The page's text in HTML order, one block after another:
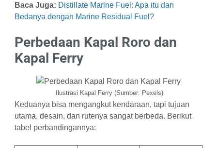
Baca Juga: Distillate Marine Fuel: Apa itu dan
Bedanya dengan Marine Residual Fuel?
Perbedaan Kapal Roro dan
Kapal Ferry
Ilustrasi Kapal Ferry (Sumber: Pexels)
Keduanya bisa mengangkut kendaraan, tapi tujuan
utama, desain, dan rutenya sangat berbeda. Berikut
tabel perbandingannya: